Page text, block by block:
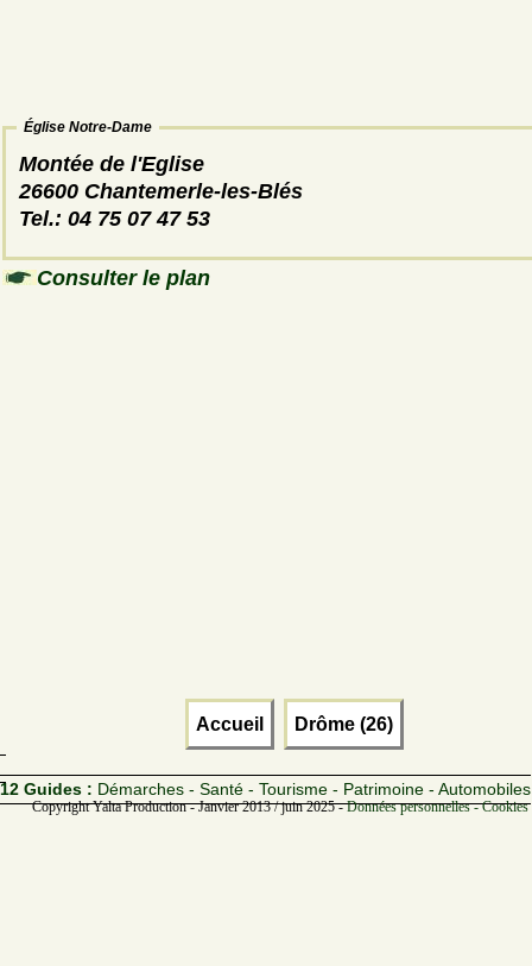
Église Notre-Dame
Montée de l'Eglise
26600 Chantemerle-les-Blés
Tel.: 04 75 07 47 53
Consulter le plan
Accueil Drôme (26)
12 Guides : Démarches - Santé - Tourisme - Patrimoine - Automobiles
Copyright Yalta Production - Janvier 2013 / juin 2025 -Données personnelles -